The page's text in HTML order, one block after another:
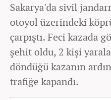
Sakarya'da sivil
otoyol üzerindeki
çarpıştı. Feci kazada
şehit oldu, 2 kişi
döndüğü kazanın
trafiğe kapandı.